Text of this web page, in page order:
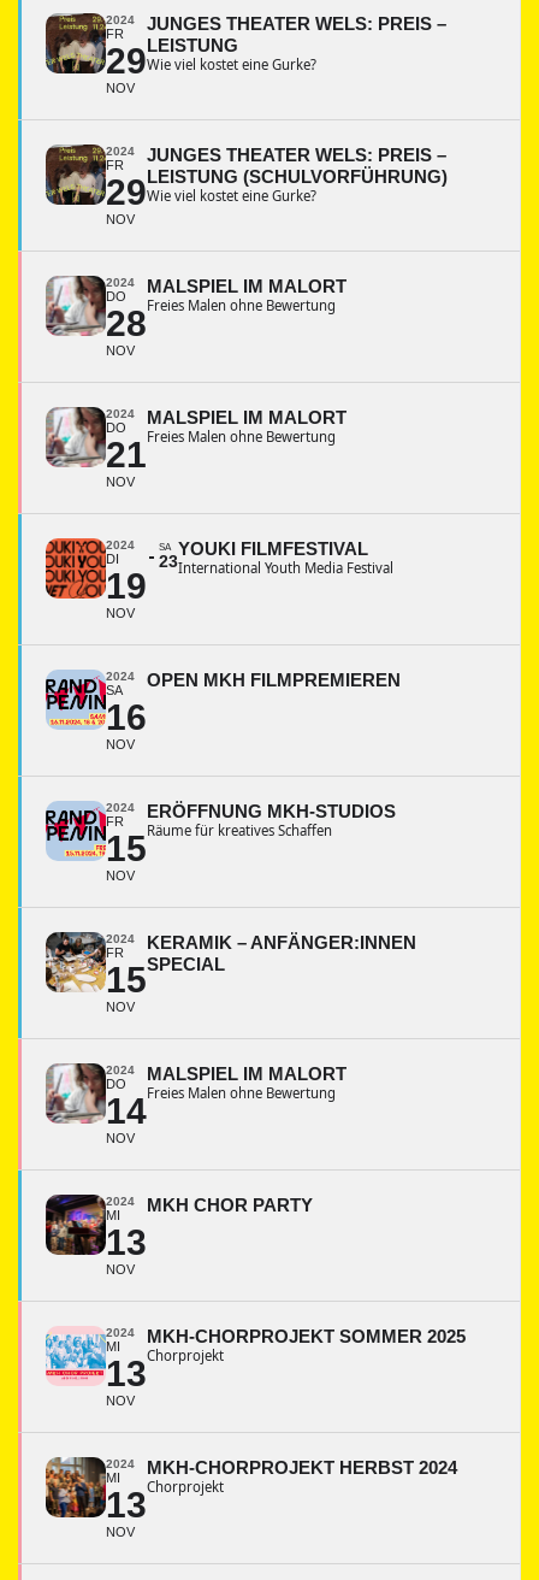
2024
FR
29
NOV
JUNGES THEATER WELS: PREIS –
LEISTUNG
Wie viel kostet eine Gurke?
2024
FR
29
NOV
JUNGES THEATER WELS: PREIS –
LEISTUNG (SCHULVORFÜHRUNG)
Wie viel kostet eine Gurke?
2024
DO
28
NOV
MALSPIEL IM MALORT
Freies Malen ohne Bewertung
2024
DO
21
NOV
MALSPIEL IM MALORT
Freies Malen ohne Bewertung
2024
DI
19
NOV
SA
23
YOUKI FILMFESTIVAL
International Youth Media Festival
2024
SA
16
NOV
OPEN MKH FILMPREMIEREN
2024
FR
15
NOV
ERÖFFNUNG MKH-STUDIOS
Räume für kreatives Schaffen
2024
FR
15
NOV
KERAMIK – ANFÄNGER:INNEN
SPECIAL
2024
DO
14
NOV
MALSPIEL IM MALORT
Freies Malen ohne Bewertung
2024
MI
13
NOV
MKH CHOR PARTY
2024
MI
13
NOV
MKH-CHORPROJEKT SOMMER 2025
Chorprojekt
2024
MI
13
NOV
MKH-CHORPROJEKT HERBST 2024
Chorprojekt